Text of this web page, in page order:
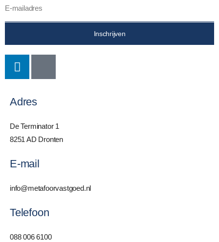
Inschrijven
Adres
De Terminator 1
8251 AD Dronten
E-mail
info@metafoorvastgoed.nl
Telefoon
088 006 6100